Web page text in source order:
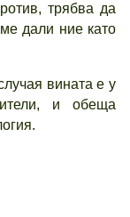
трябва да
дали ние като
вината е у
и обеща